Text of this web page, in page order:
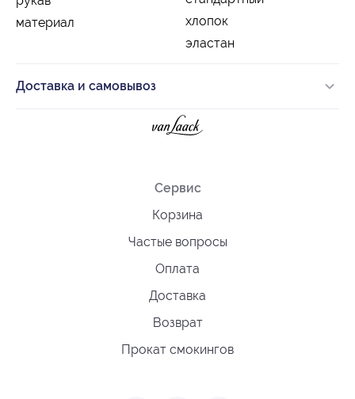
материал
хлопок
эластан
Доставка и самовывоз
Сервис
Корзина
Частые вопросы
Оплата
Доставка
Возврат
Прокат смокингов